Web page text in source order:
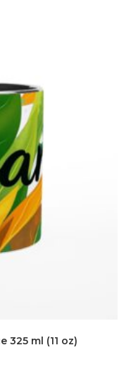
325 ml (11 oz)